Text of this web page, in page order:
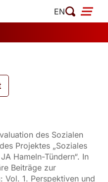
EN
des Sozialen
Projektes „Soziales
Hameln-Tündern“. In
Beiträge zur
Vol. 1. Perspektiven und